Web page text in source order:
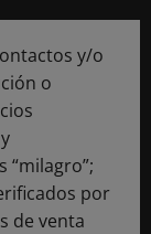
y/o
o
“milagro”;
por
de venta